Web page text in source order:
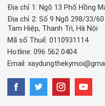
Địa chỉ 1: Ngõ 13 Phố Hồng
Địa chỉ 2: Số 9 Ngõ 298/33/
Tam Hiệp, Thanh Trì, Hà Nội
Mã số Thuế: 0110931114
Hotline: 096 562 0404
Email: